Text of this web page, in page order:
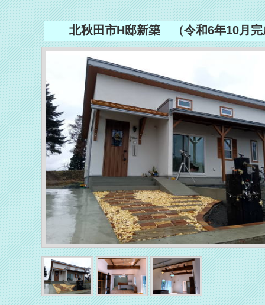
北秋田市H邸新築 （令和6年10月完